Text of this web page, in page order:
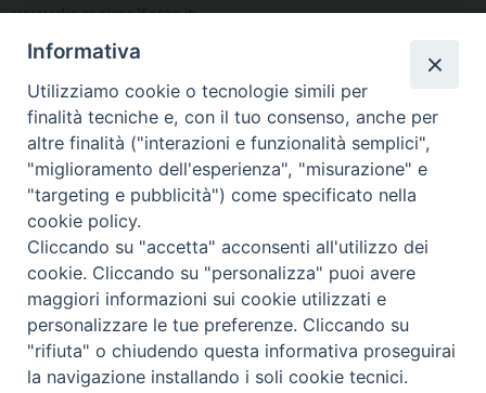
www.diocesimolfetta.it –
diocesimolfetta@pec.chiesacattolica.it
Ufficio Comunicazioni sociali
Piazza Giovene 4 – 70056 Molfetta (BA)
comunicazionisociali@diocesimolfetta.it
SEGUICI SU
Facebook
Instagram
X YouTube
Feed
Privacy Policy - trasparenza
Informativa
Utilizziamo cookie o tecnologie simili per
finalità tecniche e, con il tuo consenso, anche per
altre finalità ("interazioni e funzionalità semplici",
"miglioramento dell'esperienza", "misurazione" e
"targeting e pubblicità") come specificato nella
cookie policy.
Cliccando su "accetta" acconsenti all'utilizzo dei
cookie. Cliccando su "personalizza" puoi avere
maggiori informazioni sui cookie utilizzati e
personalizzare le tue preferenze. Cliccando su
"rifiuta" o chiudendo questa informativa proseguirai
la navigazione installando i soli cookie tecnici.